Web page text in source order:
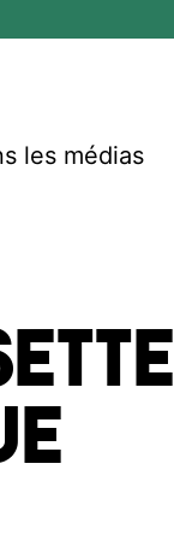
les médias